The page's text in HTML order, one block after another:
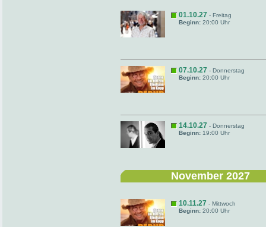
01.10.27 - Freitag
Beginn: 20:00 Uhr
07.10.27 - Donnerstag
Beginn: 20:00 Uhr
14.10.27 - Donnerstag
Beginn: 19:00 Uhr
November 2027
10.11.27 - Mittwoch
Beginn: 20:00 Uhr